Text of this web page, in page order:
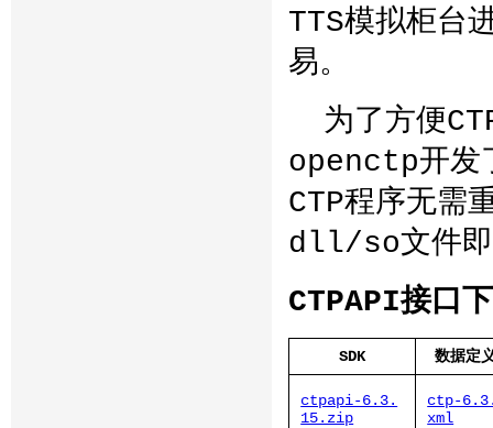
TTS模拟柜台
易。
为了方便
openctp开发
CTP程序无需
dll/so文件即
CTPAPI接口
SDK 数据定
ctpapi-6.3.
15.zip
ctp-
xml